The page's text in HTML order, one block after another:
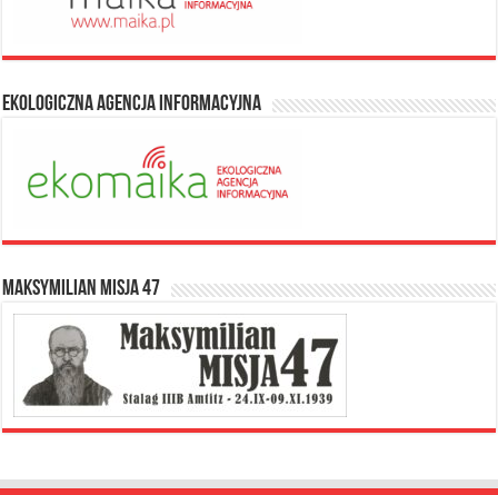
Ekologiczna Agencja Informacyjna
Maksymilian Misja 47